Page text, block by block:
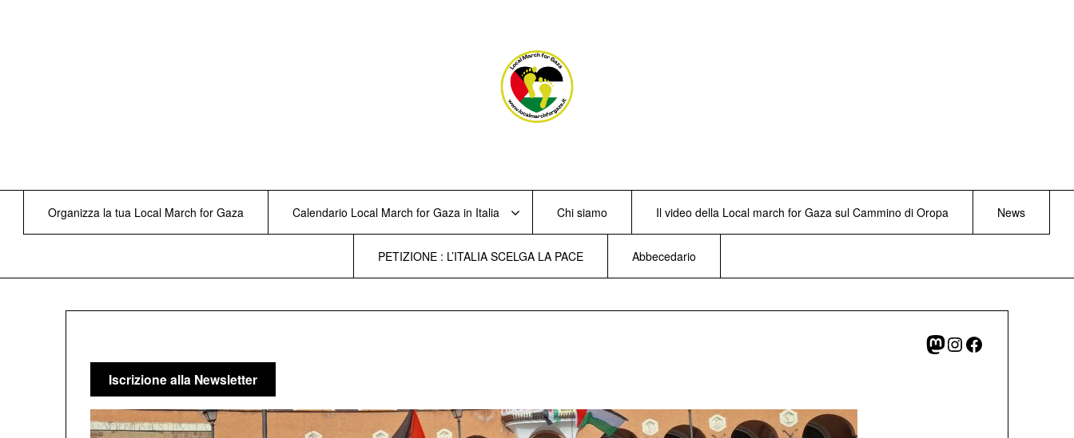
Organizza la tua Local March for Gaza Calendario Local March for Gaza in Italia Chi siamo Il video della Local march for Gaza sul Cammino di Oropa News
PETIZIONE : L’ITALIA SCELGA LA PACE Abbecedario
Mastodon
Instagram
Facebook
Iscrizione alla Newsletter